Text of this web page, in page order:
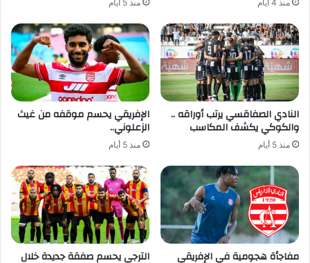
منذ 4 أيام منذ 5 أيام
النادي الصفاقسي يرتب أوراقه ..
والكوكي يكشف المكاسب
منذ 5 أيام
الإفريقي يحسم موقفه من غيث
الزعلوني..
منذ 5 أيام
مفاجأة هجومية في الإفريقي الترجي يحسم صفقة جديدة خلال